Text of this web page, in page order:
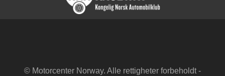
© Motorcenter Norway. Alle rettigheter forbeholdt -